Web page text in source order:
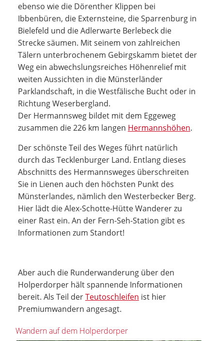
ebenso wie die Dörenther Klippen bei
Ibbenbüren, die Externsteine, die Sparrenburg in
Bielefeld und die Adlerwarte Berlebeck die
Strecke säumen. Mit seinem von zahlreichen
Tälern unterbrochenem Gebirgskamm bietet der
Weg ein abwechslungsreiches Höhenrelief mit
weiten Aussichten in die Münsterländer
Parklandschaft, in die Westfälische Bucht oder in
Richtung Weserbergland.
Der Hermannsweg bildet mit dem Eggeweg
zusammen die 226 km langen Hermannshöhen.
Der schönste Teil des Weges führt natürlich
durch das Tecklenburger Land. Entlang dieses
Abschnitts des Hermannsweges überschreiten
Sie in Lienen auch den höchsten Punkt des
Münsterlandes, nämlich den Westerbecker Berg.
Hier lädt die Alex-Schotte-Hütte Wanderer zu
einer Rast ein. An der Fern-Seh-Station gibt es
Informationen zum Standort!
Aber auch die Runderwanderung über den
Holperdorper hält spannende Informationen
bereit. Als Teil derTeutoschleifen ist hier
Premiumwandern angesagt.
Wandern auf dem Holperdorper